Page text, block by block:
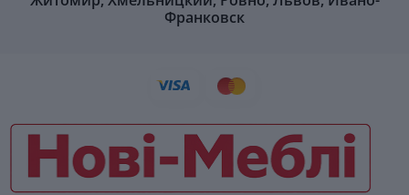
Франковск